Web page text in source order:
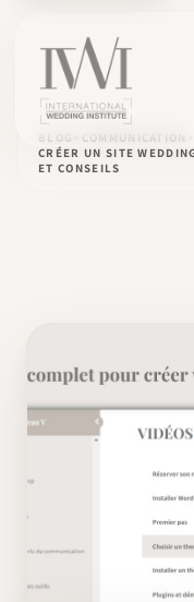
BLOG
COMMUNICATION
CRÉER UN SITE
ET CONSEILS